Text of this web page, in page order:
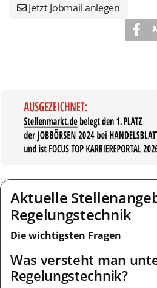
Jetzt Jobmail anlegen
Aktuelle
Regelungstechnik
Die wichtigsten Fragen
Was versteht man
Regelungstechnik?